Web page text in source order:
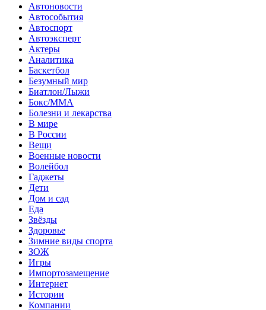
Автоновости
Автособытия
Автоспорт
Автоэксперт
Актеры
Аналитика
Баскетбол
Безумный мир
Биатлон/Лыжи
Бокс/MMA
Болезни и лекарства
В мире
В России
Вещи
Военные новости
Волейбол
Гаджеты
Дети
Дом и сад
Еда
Звёзды
Здоровье
Зимние виды спорта
ЗОЖ
Игры
Импортозамещение
Интернет
Истории
Компании